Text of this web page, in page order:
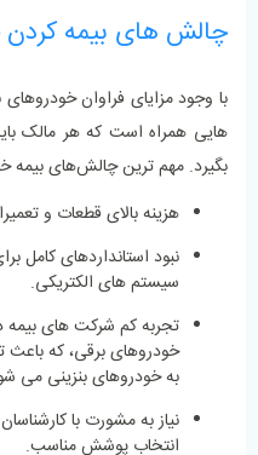
چالش ‌های بیمه کردن
با وجود مزایای فراوان
هایی همراه است که هر مالک
بگیرد. مهم ‌ترین چالش‌های بیمه
هزینه بالای قطعات و
نبود استانداردهای کامل
سیستم‌ های الکتریکی.
تجربه کم شرکت‌ های بیمه
خودروهای برقی، که
به خودروهای بنزینی می‌
نیاز به مشورت با
انتخاب پوشش مناسب.